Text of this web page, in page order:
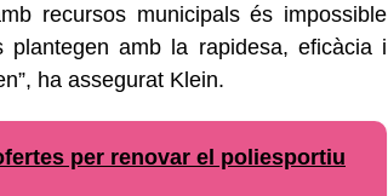
recursos municipals és impossible
plantegen amb la rapidesa, eficàcia i
ha assegurat Klein.
per renovar el poliesportiu